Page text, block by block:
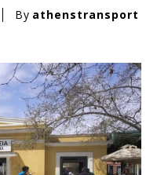
By athenstransport